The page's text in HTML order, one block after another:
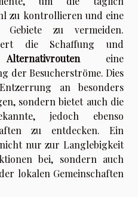
zu kontrollieren und eine
Gebiete zu vermeiden.
die Schaffung und
Alternativrouten eine
der Besucherströme. Dies
an besonders
sondern bietet auch die
jedoch ebenso
zu entdecken. Ein
nur zur Langlebigkeit
bei, sondern auch
lokalen Gemeinschaften